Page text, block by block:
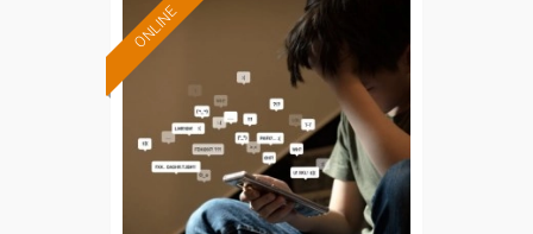
ONLINE